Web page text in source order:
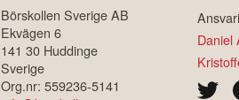
Börskollen Sverige AB
Ekvägen 6
141 30 Huddinge
Sverige
Org.nr: 559236-5141
Daniel